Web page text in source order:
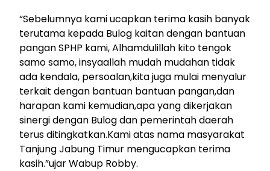
“Sebelumnya kami ucapkan terima kasih banyak
terutama kepada Bulog kaitan dengan bantuan
pangan SPHP kami, Alhamdulillah kito tengok
samo samo, insyaallah mudah mudahan tidak
ada kendala, persoalan,kita juga mulai menyalur
terkait dengan bantuan bantuan pangan,dan
harapan kami kemudian,apa yang dikerjakan
sinergi dengan Bulog dan pemerintah daerah
terus ditingkatkan.Kami atas nama masyarakat
Tanjung Jabung Timur mengucapkan terima
kasih.”ujar Wabup Robby.